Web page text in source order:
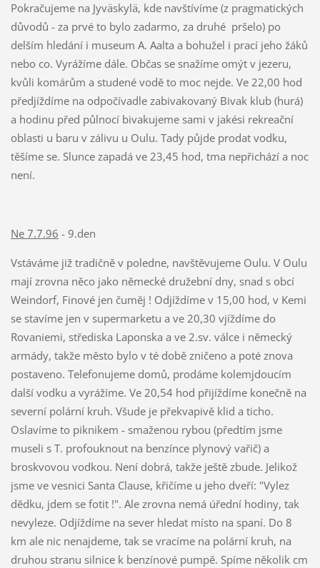
Pokračujeme na Jyväskylä, kde navštívíme (z pragmatických
důvodů - za prvé to bylo zadarmo, za druhé pršelo) po
delším hledání i museum A. Aalta a bohužel i prací jeho žáků
nebo co. Vyrážíme dále. Občas se snažíme omýt v jezeru,
kvůli komárům a studené vodě to moc nejde. Ve 22,00 hod
předjíždíme na odpočívadle zabivakovaný Bivak klub (hurá)
a hodinu před půlnocí bivakujeme sami v jakési rekreační
oblasti u baru v zálivu u Oulu. Tady půjde prodat vodku,
těšíme se. Slunce zapadá ve 23,45 hod, tma nepřichází a noc
není.
Ne 7.7.96 - 9.den
Vstáváme již tradičně v poledne, navštěvujeme Oulu. V Oulu
mají zrovna něco jako německé družební dny, snad s obcí
Weindorf, Finové jen čuměj ! Odjíždíme v 15,00 hod, v Kemi
se stavíme jen v supermarketu a ve 20,30 vjíždíme do
Rovaniemi, střediska Laponska a ve 2.sv. válce i německý
armády, takže město bylo v té době zničeno a poté znova
postaveno. Telefonujeme domů, prodáme kolemjdoucím
další vodku a vyrážíme. Ve 20,54 hod přijíždíme konečně na
severní polární kruh. Všude je překvapivě klid a ticho.
Oslavíme to piknikem - smaženou rybou (předtím jsme
museli s T. profouknout na benzínce plynový vařič) a
broskvovou vodkou. Není dobrá, takže ještě zbude. Jelikož
jsme ve vesnici Santa Clause, křičíme u jeho dveří: "Vylez
dědku, jdem se fotit !". Ale zrovna nemá úřední hodiny, tak
nevyleze. Odjíždíme na sever hledat místo na spaní. Do 8
km ale nic nenajdeme, tak se vracíme na polární kruh, na
druhou stranu silnice k benzínové pumpě. Spíme několik cm